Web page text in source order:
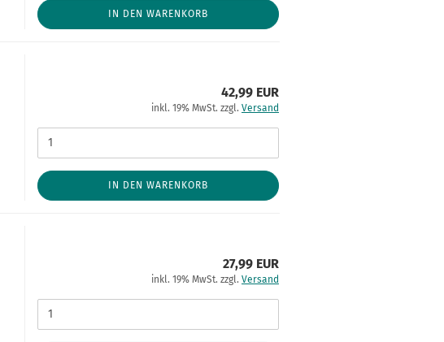
IN DEN WARENKORB
42,99 EUR
inkl. 19% MwSt. zzgl. Versand
IN DEN WARENKORB
27,99 EUR
inkl. 19% MwSt. zzgl. Versand